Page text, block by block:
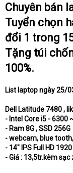
Chuyên bán
Tuyển chọn
đổi 1 trong
Tặng túi
100%.
List laptop ngày 25/
Dell Latitude 7480 ,
- Intel Core i5 - 6300
- Ram 8G , SSD 256G
- webcam, blue
- 14" IPS Full HD
- Giá : 13,5tr.kèm